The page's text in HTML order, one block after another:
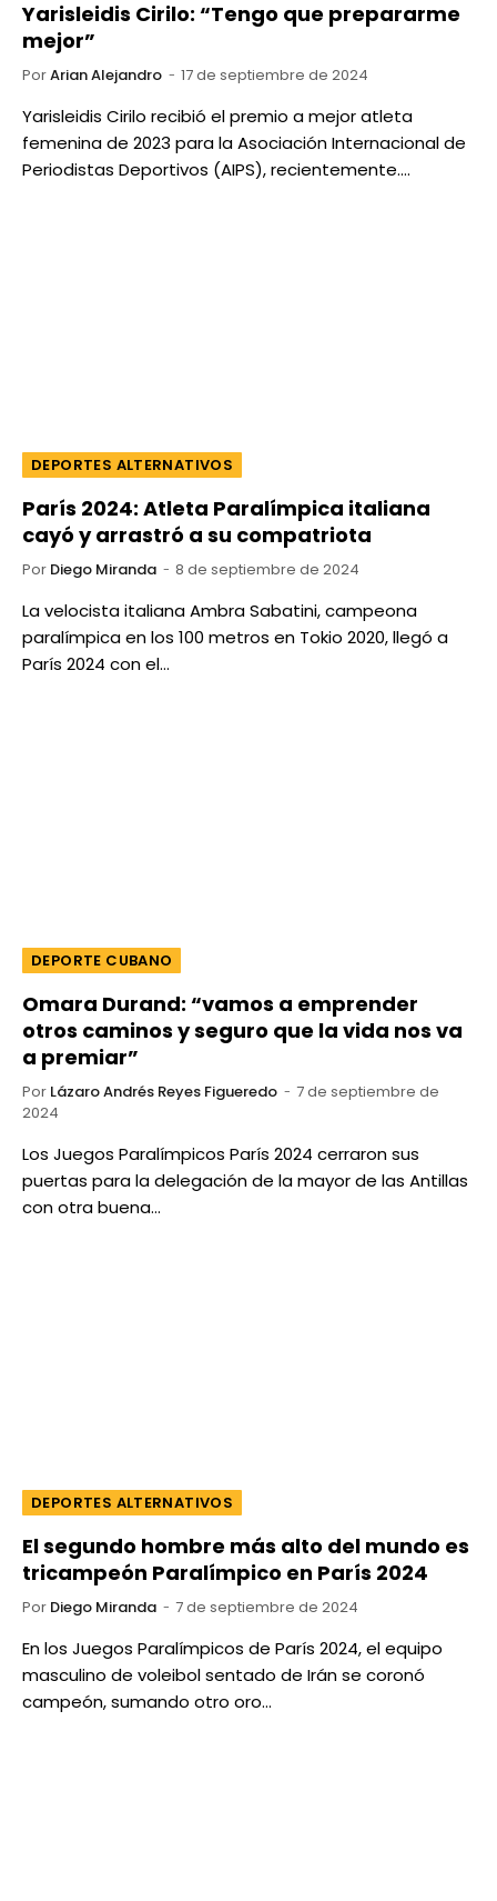
Yarisleidis Cirilo: “Tengo que prepararme
mejor”
PorArian Alejandro 17 de septiembre de 2024
Yarisleidis Cirilo recibió el premio a mejor atleta
femenina de 2023 para la Asociación Internacional de
Periodistas Deportivos (AIPS), recientemente.…
DEPORTES ALTERNATIVOS
París 2024: Atleta Paralímpica italiana
cayó y arrastró a su compatriota
Por Diego Miranda 8 de septiembre de 2024
La velocista italiana Ambra Sabatini, campeona
paralímpica en los 100 metros en Tokio 2020, llegó a
París 2024 con el…
DEPORTE CUBANO
Omara Durand: “vamos a emprender
otros caminos y seguro que la vida nos va
a premiar”
Por Lázaro Andrés Reyes Figueredo
7 de septiembre de
2024
Los Juegos Paralímpicos París 2024 cerraron sus
puertas para la delegación de la mayor de las Antillas
con otra buena…
DEPORTES ALTERNATIVOS
El segundo hombre más alto del mundo es
tricampeón Paralímpico en París 2024
Por Diego Miranda 7 de septiembre de 2024
En los Juegos Paralímpicos de París 2024, el equipo
masculino de voleibol sentado de Irán se coronó
campeón, sumando otro oro…